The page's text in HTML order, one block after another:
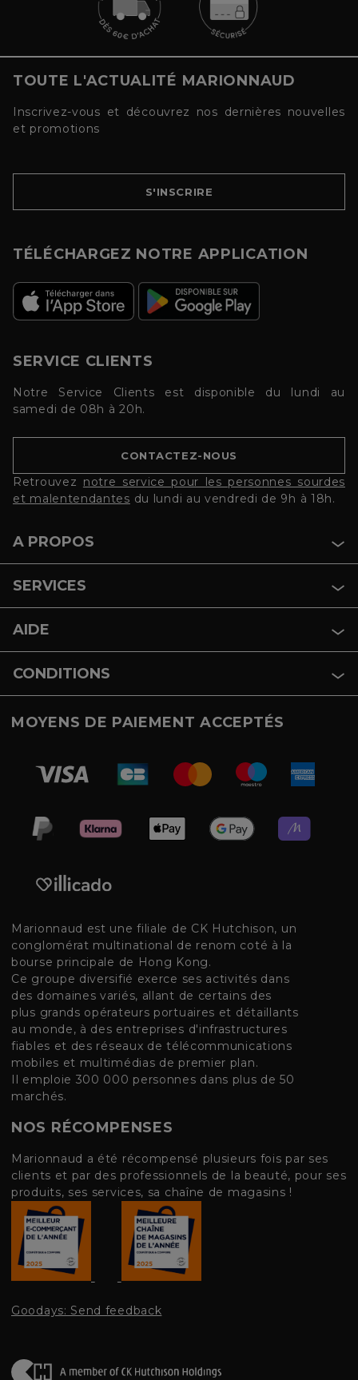
TOUTE L'ACTUALITÉ MARIONNAUD
Inscrivez-vous et découvrez nos dernières nouvelles
et promotions
S'INSCRIRE
TÉLÉCHARGEZ NOTRE APPLICATION
SERVICE CLIENTS
Notre Service Clients est disponible du lundi au
samedi de 08h à 20h.
CONTACTEZ-NOUS
Retrouvez notre service pour les personnes sourdes
et malentendantes du lundi au vendredi de 9h à 18h.
A PROPOS
SERVICES
AIDE
CONDITIONS
MOYENS DE PAIEMENT ACCEPTÉS
Marionnaud est une filiale de CK Hutchison, un
conglomérat multinational de renom coté à la
bourse principale de Hong Kong.
Ce groupe diversifié exerce ses activités dans
des domaines variés, allant de certains des
plus grands opérateurs portuaires et détaillants
au monde, à des entreprises d'infrastructures
fiables et des réseaux de télécommunications
mobiles et multimédias de premier plan.
Il emploie 300 000 personnes dans plus de 50
marchés.
NOS RÉCOMPENSES
Marionnaud a été récompensé plusieurs fois par ses
clients et par des professionnels de la beauté, pour ses
produits, ses services, sa chaîne de magasins !
Goodays: Send feedback